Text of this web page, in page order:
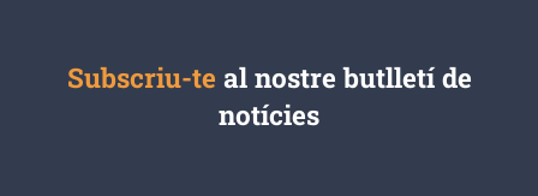
Subscriu-te al nostre butlletí de
notícies